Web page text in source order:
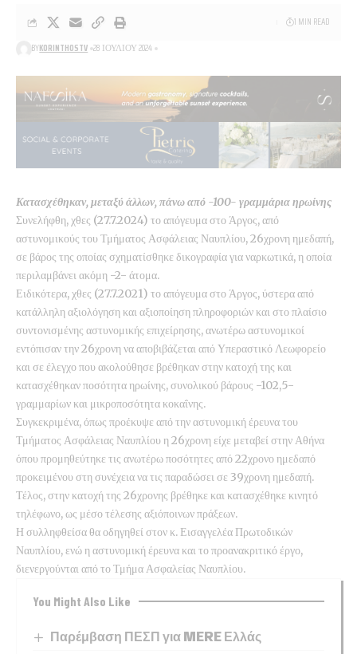
BYKORINTHOSTV 28 ΙΟΥΛΊΟΥ 2024
1 MIN READ
Κατασχέθηκαν, μεταξύ άλλων, πάνω από -100- γραμμάρια ηρωίνης
Συνελήφθη, χθες (27.7.2024) το απόγευμα στο Άργος, από
αστυνομικούς του Τμήματος Ασφάλειας Ναυπλίου, 26χρονη ημεδαπή,
σε βάρος της οποίας σχηματίσθηκε δικογραφία για ναρκωτικά, η οποία
περιλαμβάνει ακόμη -2- άτομα.
Ειδικότερα, χθες (27.7.2021) το απόγευμα στο Άργος, ύστερα από
κατάλληλη αξιολόγηση και αξιοποίηση πληροφοριών και στο πλαίσιο
συντονισμένης αστυνομικής επιχείρησης, ανωτέρω αστυνομικοί
εντόπισαν την 26χρονη να αποβιβάζεται από Υπεραστικό Λεωφορείο
και σε έλεγχο που ακολούθησε βρέθηκαν στην κατοχή της και
κατασχέθηκαν ποσότητα ηρωίνης, συνολικού βάρους -102,5-
γραμμαρίων και μικροποσότητα κοκαΐνης.
Συγκεκριμένα, όπως προέκυψε από την αστυνομική έρευνα του
Τμήματος Ασφάλειας Ναυπλίου η 26χρονη είχε μεταβεί στην Αθήνα
όπου προμηθεύτηκε τις ανωτέρω ποσότητες από 22χρονο ημεδαπό
προκειμένου στη συνέχεια να τις παραδώσει σε 39χρονη ημεδαπή.
Τέλος, στην κατοχή της 26χρονης βρέθηκε και κατασχέθηκε κινητό
τηλέφωνο, ως μέσο τέλεσης αξιόποινων πράξεων.
Η συλληφθείσα θα οδηγηθεί στον κ. Εισαγγελέα Πρωτοδικών
Ναυπλίου, ενώ η αστυνομική έρευνα και το προανακριτικό έργο,
διενεργούνται από το Τμήμα Ασφαλείας Ναυπλίου.
You Might Also Like
Παρέμβαση ΠΕΣΠ για MERE Ελλάς